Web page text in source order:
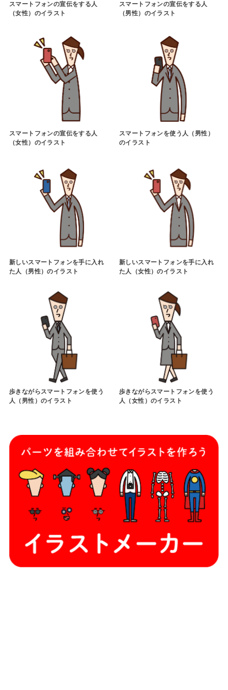
スマートフォンの宣伝をする人
（女性）のイラスト
スマートフォンの宣伝をする人
（男性）のイラスト
スマートフォンの宣伝をする人
（女性）のイラスト
スマートフォンを使う人（男性）
のイラスト
新しいスマートフォンを手に入れ
た人（男性）のイラスト
新しいスマートフォンを手に入れ
た人（女性）のイラスト
歩きながらスマートフォンを使う
人（男性）のイラスト
歩きながらスマートフォンを使う
人（女性）のイラスト